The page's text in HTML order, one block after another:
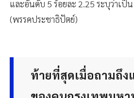
5.90 ระบุว่าเป็น นางมัลลิกา บุญมีต
และอันดับ 5 ร้อยละ 2.25 ระบุว่าเป็
ท้ายที่สุดเมื่อถามถึง